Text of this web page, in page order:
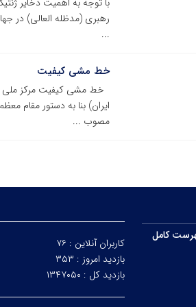
رهبری (مدظله العالی) در
...
خط مشی کیفیت
خط مشی کیفیت مرکز ملی
ایران) بنا به دستور مقام
مصوب ...
کامل
کاربران آنلاین : ۷۶
بازدید امروز : ۳۵۳
بازدید کل : ۱۳۴۷۰۵۰